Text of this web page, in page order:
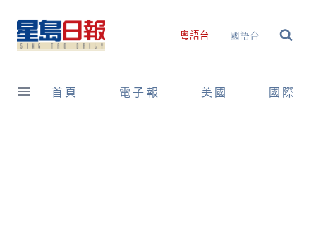
content
粵語台 國語台
首頁 電子報 美國 國際